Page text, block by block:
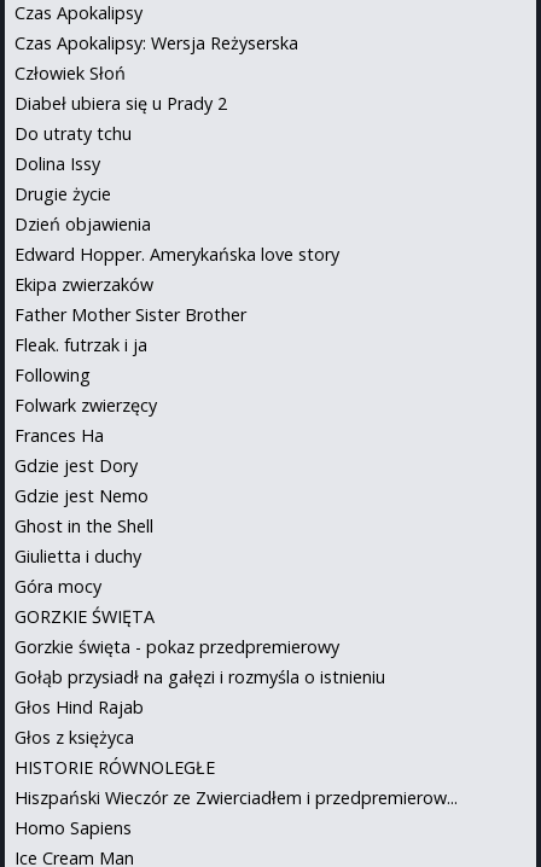
Czas Apokalipsy
Czas Apokalipsy: Wersja Reżyserska
Człowiek Słoń
Diabeł ubiera się u Prady 2
Do utraty tchu
Dolina Issy
Drugie życie
Dzień objawienia
Edward Hopper. Amerykańska love story
Ekipa zwierzaków
Father Mother Sister Brother
Fleak. futrzak i ja
Following
Folwark zwierzęcy
Frances Ha
Gdzie jest Dory
Gdzie jest Nemo
Ghost in the Shell
Giulietta i duchy
Góra mocy
GORZKIE ŚWIĘTA
Gorzkie święta - pokaz przedpremierowy
Gołąb przysiadł na gałęzi i rozmyśla o istnieniu
Głos Hind Rajab
Głos z księżyca
HISTORIE RÓWNOLEGŁE
Hiszpański Wieczór ze Zwierciadłem i przedpremierow...
Homo Sapiens
Ice Cream Man